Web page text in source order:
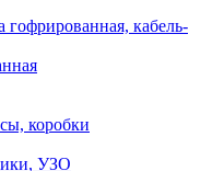
гофрированная, кабель-
коробки
УЗО